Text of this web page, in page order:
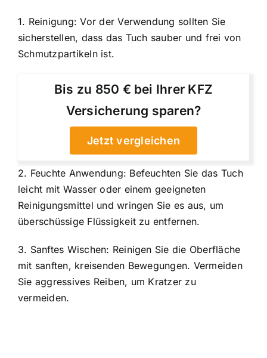
1. Reinigung: Vor der Verwendung sollten Sie
sicherstellen, dass das Tuch sauber und frei von
Schmutzpartikeln ist.
Bis zu 850 € bei Ihrer KFZ
Versicherung sparen?
Jetzt vergleichen
2. Feuchte Anwendung: Befeuchten Sie das Tuch
leicht mit Wasser oder einem geeigneten
Reinigungsmittel und wringen Sie es aus, um
überschüssige Flüssigkeit zu entfernen.
3. Sanftes Wischen: Reinigen Sie die Oberfläche
mit sanften, kreisenden Bewegungen. Vermeiden
Sie aggressives Reiben, um Kratzer zu
vermeiden.